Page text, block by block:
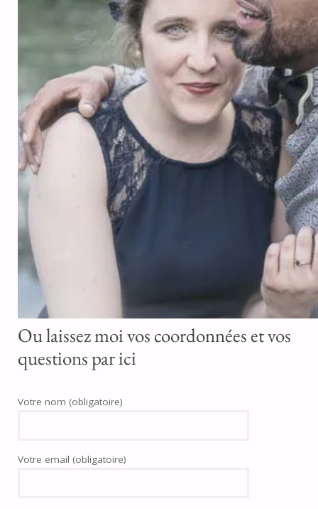
Ou laissez moi vos coordonnées et vos
questions par ici
Votre nom (obligatoire)
Votre email (obligatoire)